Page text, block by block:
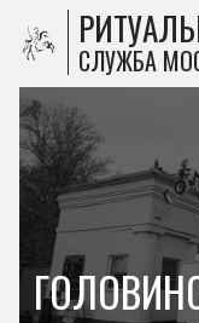
СЛУЖБА